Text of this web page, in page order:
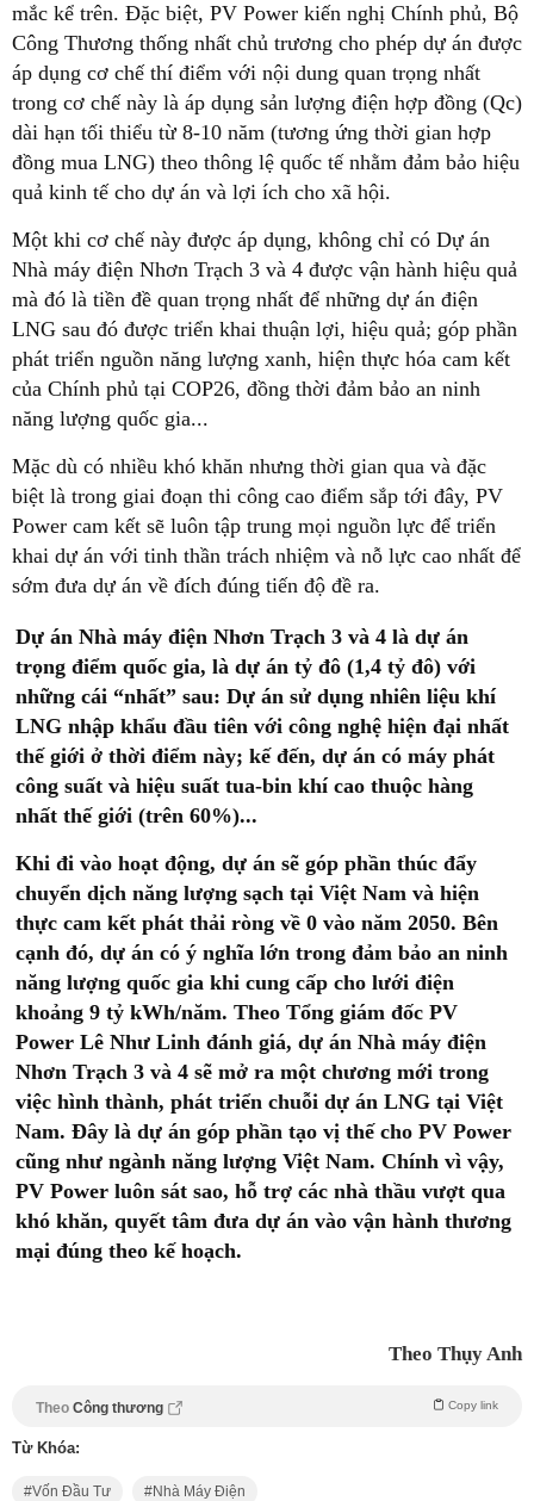
mắc kể trên. Đặc biệt, PV Power kiến nghị Chính phủ, Bộ
Công Thương thống nhất chủ trương cho phép dự án được
áp dụng cơ chế thí điểm với nội dung quan trọng nhất
trong cơ chế này là áp dụng sản lượng điện hợp đồng (Qc)
dài hạn tối thiểu từ 8-10 năm (tương ứng thời gian hợp
đồng mua LNG) theo thông lệ quốc tế nhằm đảm bảo hiệu
quả kinh tế cho dự án và lợi ích cho xã hội.
Một khi cơ chế này được áp dụng, không chỉ có Dự án
Nhà máy điện Nhơn Trạch 3 và 4 được vận hành hiệu quả
mà đó là tiền đề quan trọng nhất để những dự án điện
LNG sau đó được triển khai thuận lợi, hiệu quả; góp phần
phát triển nguồn năng lượng xanh, hiện thực hóa cam kết
của Chính phủ tại COP26, đồng thời đảm bảo an ninh
năng lượng quốc gia...
Mặc dù có nhiều khó khăn nhưng thời gian qua và đặc
biệt là trong giai đoạn thi công cao điểm sắp tới đây, PV
Power cam kết sẽ luôn tập trung mọi nguồn lực để triển
khai dự án với tinh thần trách nhiệm và nỗ lực cao nhất để
sớm đưa dự án về đích đúng tiến độ đề ra.
Dự án Nhà máy điện Nhơn Trạch 3 và 4 là dự án
trọng điểm quốc gia, là dự án tỷ đô (1,4 tỷ đô) với
những cái “nhất” sau: Dự án sử dụng nhiên liệu khí
LNG nhập khẩu đầu tiên với công nghệ hiện đại nhất
thế giới ở thời điểm này; kế đến, dự án có máy phát
công suất và hiệu suất tua-bin khí cao thuộc hàng
nhất thế giới (trên 60%)...
Khi đi vào hoạt động, dự án sẽ góp phần thúc đẩy
chuyển dịch năng lượng sạch tại Việt Nam và hiện
thực cam kết phát thải ròng về 0 vào năm 2050. Bên
cạnh đó, dự án có ý nghĩa lớn trong đảm bảo an ninh
năng lượng quốc gia khi cung cấp cho lưới điện
khoảng 9 tỷ kWh/năm. Theo Tổng giám đốc PV
Power Lê Như Linh đánh giá, dự án Nhà máy điện
Nhơn Trạch 3 và 4 sẽ mở ra một chương mới trong
việc hình thành, phát triển chuỗi dự án LNG tại Việt
Nam. Đây là dự án góp phần tạo vị thế cho PV Power
cũng như ngành năng lượng Việt Nam. Chính vì vậy,
PV Power luôn sát sao, hỗ trợ các nhà thầu vượt qua
khó khăn, quyết tâm đưa dự án vào vận hành thương
mại đúng theo kế hoạch.
Theo Thụy Anh
Theo Công thương Copy link
Từ Khóa:
Vốn Đầu Tư Nhà Máy Điện